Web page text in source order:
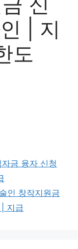
| 지
도
금 융자 신청
인 창작지원금
지급